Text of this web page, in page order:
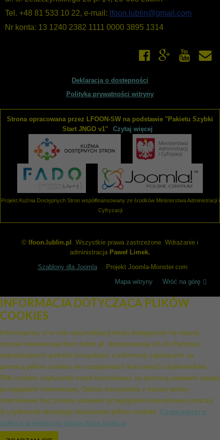
WIĘCEJ O: PROGRAMY DZIAŁANIA
Podstawą gospodarki finansowej Fundacji PCJ Otwarte Źródła
przez Zarząd Fundacji. W tym dziale udostępniane są plany
Sprawozdania i raporty Liczba pozycji: 3
W tym dziale zgromadzone są dokumenty sprawozdawcze
Fundacji - roczne sprawozdania merytoryczne oraz raporty
z realizacji programów i projektów. Aby zapoznać się
z udostępnionymi w BIP dokumentami, należy skorzystać
z odsyłaczy poniżej. Aby przeglądać inne działy BIP, prosimy
wybrać odpowiednie łącze z bocznego menu.
Tel. +48 81 533 10 22, e-mail: lfoon.lublin@gmail.com
Nr konta: 13 1240 2382 1111 0000 3895 1314
Deklaracja o dostępności
Polityka prywatności witryny
Strona opracowana przez LFOON-SW na podstawie "Pakietu Szybki
Start JNGO v1"
Czytaj więcej
Projekt Kuźnia Dostępnych Stron współfinansowany ze środków Ministerstwa Administracji i
Cyfryzacji
© lfoon.lublin.pl . Wszystkie prawa zastrzeżone. Wdrażanie i
administracja Paweł Limek.
Szablony dla Joomla
. Projekt Joomla-Monster.com
Mapa witryny
Wróć na górę
INFORMACJA DOTYCZĄCA PLIKÓW
COOKIES
Informujemy, iż w celu optymalizacji treści dostępnych na naszej
stronie internetowej lfoon.lublin.pl, dostosowania ich do Państwa
indywidualnych potrzeb korzystamy z informacji zapisanych za
pomocą plików cookies na urządzeniach końcowych użytkowników.
Pliki cookies użytkownik może kontrolować za pomocą ustawień swojej
przeglądarki internetowej. Dalsze korzystanie z naszej strony
internetowej bez zmiany ustawień przeglądarki internetowej oznacza,
iż użytkownik akceptuje stosowanie plików cookies. Czytaj więcej o
polityce prywatności strony lfoon.lublin.pl